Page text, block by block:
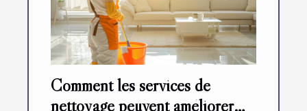
Comment les services de
nettoyage peuvent améliorer